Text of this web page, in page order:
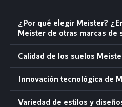
¿Por qué elegir Meister?
Meister de otras marcas de
Calidad de los suelos
Innovación tecnológica de
Variedad de estilos y